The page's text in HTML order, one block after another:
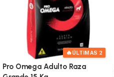
Alimento Dalcat Gato